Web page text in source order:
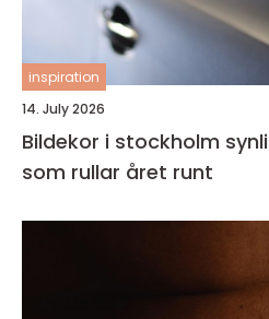
inspiration
14. July 2026
Bildekor i stockholm synlig marknadsföring
som rullar året runt